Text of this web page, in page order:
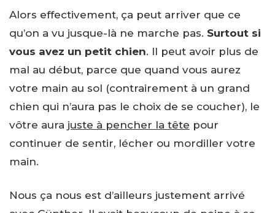
Alors effectivement, ça peut arriver que ce
qu’on a vu jusque-là ne marche pas. Surtout si
vous avez un petit chien. Il peut avoir plus de
mal au début, parce que quand vous aurez
votre main au sol (contrairement à un grand
chien qui n’aura pas le choix de se coucher), le
vôtre aura juste à pencher la tête pour
continuer de sentir, lécher ou mordiller votre
main.
Nous ça nous est d’ailleurs justement arrivé